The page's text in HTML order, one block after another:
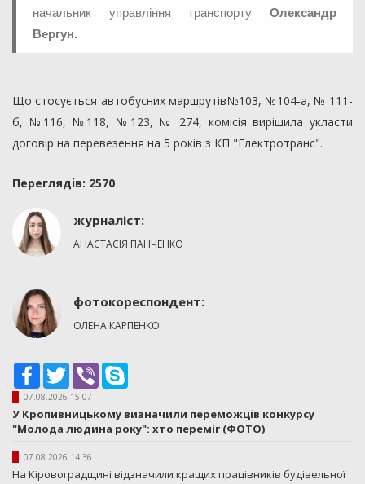
начальник управління транспорту Олександр
Вергун.
Що стосується автобусних маршрутів№103, №104-а, № 111-
б, №116, №118, №123, № 274, комісія вирішила укласти
договір на перевезення на 5 років з КП "Електротранс".
Переглядiв: 2570
журналіст:
АНАСТАСІЯ ПАНЧЕНКО
фотокореспондент:
ОЛЕНА КАРПЕНКО
Facebook
TwitterViber
07.08.2026 15:07
У Кропивницькому визначили переможців конкурсу
"Молода людина року": хто переміг (ФОТО)
07.08.2026 14:36
На Кіровоградщині відзначили кращих працівників будівельної